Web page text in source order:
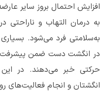
افزایش احتمال بروز سایر
به درمان التهاب و
به‌سلامتی فرد می‌‌شود. بسیاری
در انگشت دست ضمن پیشرفت
حرکتی خبر می‌دهند. در این
انگشتان و انجام فعالیت‌های